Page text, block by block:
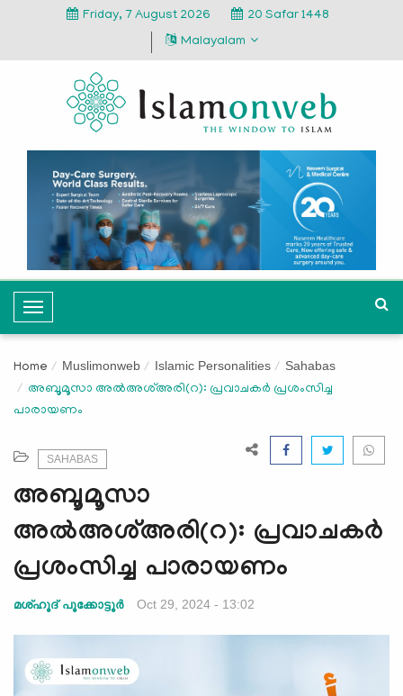
Friday, 7 August 2026
20 Safar 1448
Malayalam
T
o
g
l
e
v
i
g
t
o
n
Home Muslimonweb Islamic Personalities Sahabas
അബൂമൂസാ അൽഅശ്അരി(റ): പ്രവാചകര്‍ പ്രശംസിച്ച
പാരായണം
SAHABAS
അബൂമൂസാ
അൽഅശ്അരി(റ): പ്രവാചകര്‍
പ്രശംസിച്ച പാരായണം
മശ്ഹൂദ് പൂക്കോട്ടൂർ Oct 29, 2024 - 13:02